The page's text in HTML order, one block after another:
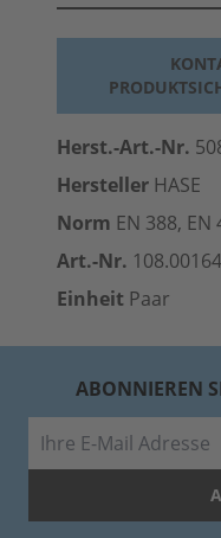
Herst.-Art.-Nr.
Hersteller HASE
Norm EN 388, EN
Art.-Nr. 108.00164
Einheit Paar
ABONNIEREN